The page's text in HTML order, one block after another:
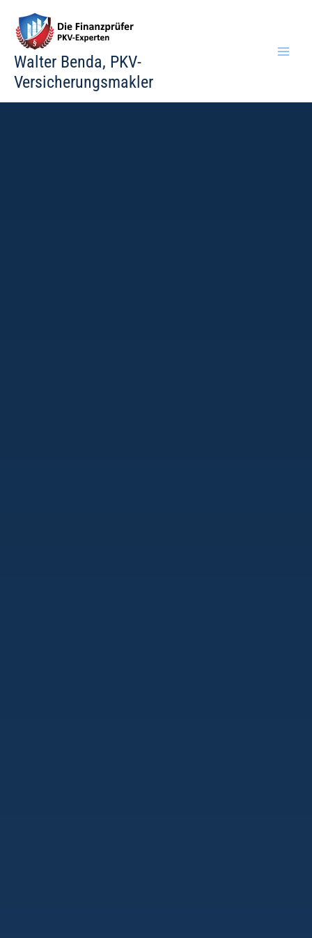
Inhalt
springen
Walter Benda, PKV-
Versicherungsmakler